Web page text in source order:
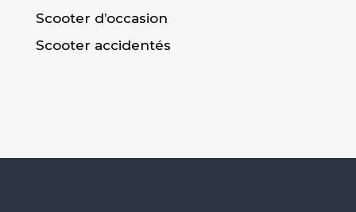
Scooter d’occasion
Scooter accidentés